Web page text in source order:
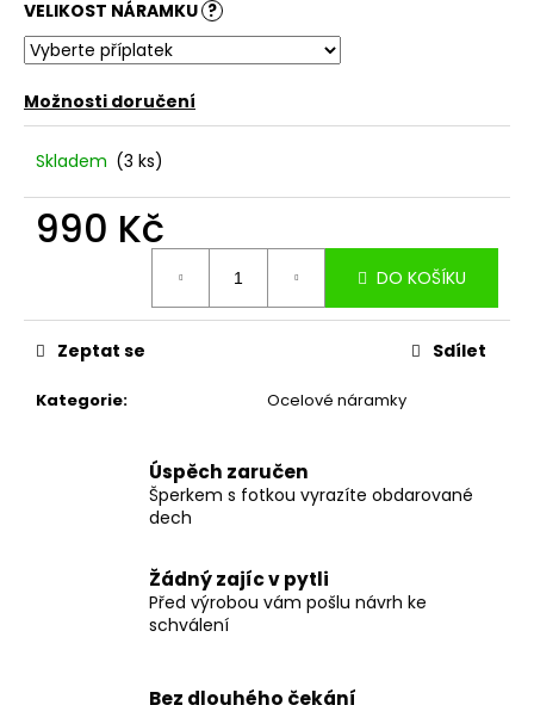
VELIKOST NÁRAMKU ?
Možnosti doručení
Skladem (3 ks)
990 Kč
DO KOŠÍKU
Kategorie: Ocelové náramky
Zeptat se Sdílet
Úspěch zaručen
Šperkem s fotkou vyrazíte obdarované
dech
Žádný zajíc v pytli
Před výrobou vám pošlu návrh ke
schválení
Bez dlouhého čekání